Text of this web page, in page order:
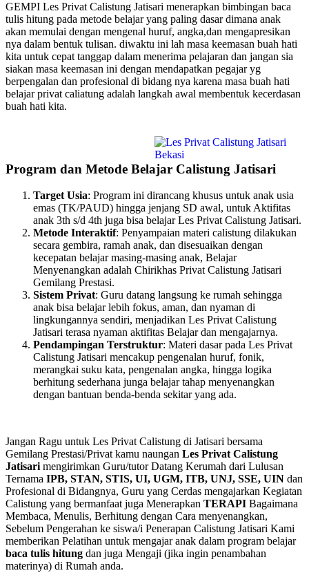
GEMPI Les Privat Calistung Jatisari menerapkan bimbingan baca
tulis hitung pada metode belajar yang paling dasar dimana anak
akan memulai dengan mengenal huruf, angka,dan mengapresikan
nya dalam bentuk tulisan. diwaktu ini lah masa keemasan buah hati
kita untuk cepat tanggap dalam menerima pelajaran dan jangan sia
siakan masa keemasan ini dengan mendapatkan pegajar yg
berpengalan dan profesional di bidang nya karena masa buah hati
belajar privat caliatung adalah langkah awal membentuk kecerdasan
buah hati kita.
Program dan Metode Belajar Calistung Jatisari
Target Usia: Program ini dirancang khusus untuk anak usia
emas (TK/PAUD) hingga jenjang SD awal, untuk Aktifitas
anak 3th s/d 4th juga bisa belajar Les Privat Calistung Jatisari.
Metode Interaktif: Penyampaian materi calistung dilakukan
secara gembira, ramah anak, dan disesuaikan dengan
kecepatan belajar masing-masing anak, Belajar
Menyenangkan adalah Chirikhas Privat Calistung Jatisari
Gemilang Prestasi.
Sistem Privat: Guru datang langsung ke rumah sehingga
anak bisa belajar lebih fokus, aman, dan nyaman di
lingkungannya sendiri, menjadikan Les Privat Calistung
Jatisari terasa nyaman aktifitas Belajar dan mengajarnya.
Pendampingan Terstruktur: Materi dasar pada Les Privat
Calistung Jatisari mencakup pengenalan huruf, fonik,
merangkai suku kata, pengenalan angka, hingga logika
berhitung sederhana junga belajar tahap menyenangkan
dengan bantuan benda-benda sekitar yang ada.
Jangan Ragu untuk Les Privat Calistung di Jatisari bersama
Gemilang Prestasi/Privat kamu naungan Les Privat Calistung
Jatisarimengirimkan Guru/tutor Datang Kerumah dari Lulusan
Ternama IPB, STAN, STIS, UI, UGM, ITB, UNJ, SSE, UIN dan
Profesional di Bidangnya, Guru yang Cerdas mengajarkan Kegiatan
Calistung yang bermanfaat juga Menerapkan TERAPI Bagaimana
Membaca, Menulis, Berhitung dengan Cara menyenangkan,
Sebelum Pengerahan ke siswa/i Penerapan Calistung Jatisari Kami
memberikan Pelatihan untuk mengajar anak dalam program belajar
baca tulis hitung dan juga Mengaji (jika ingin penambahan
materinya) di Rumah anda.